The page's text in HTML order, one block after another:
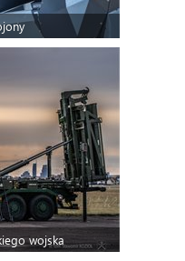
wojska